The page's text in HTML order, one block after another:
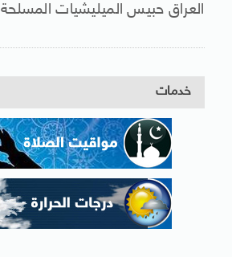
العراق حبيس الميليشيات المسلحة
خدمات